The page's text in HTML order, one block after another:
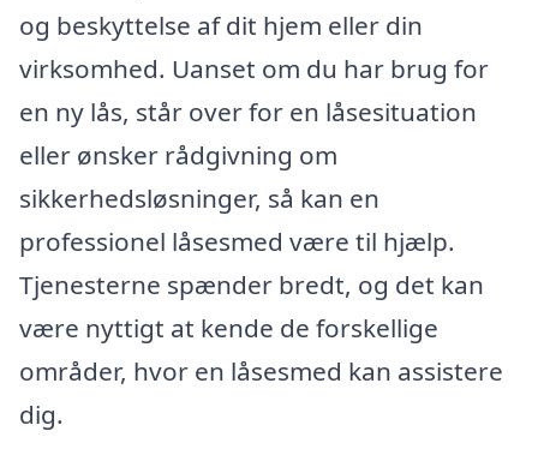
og beskyttelse af dit hjem eller din
virksomhed. Uanset om du har brug for
en ny lås, står over for en låsesituation
eller ønsker rådgivning om
sikkerhedsløsninger, så kan en
professionel låsesmed være til hjælp.
Tjenesterne spænder bredt, og det kan
være nyttigt at kende de forskellige
områder, hvor en låsesmed kan assistere
dig.